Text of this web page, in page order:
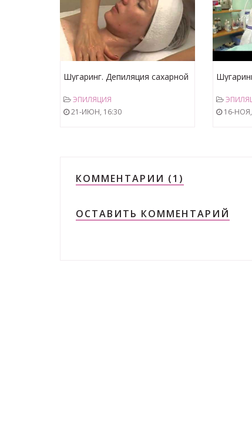
Шугаринг. Депиляция сахарной
ЭПИЛЯЦИЯ
21-ИЮН, 16:30
16-НОЯ,
КОММЕНТАРИИ (1)
ОСТАВИТЬ КОММЕНТАРИЙ